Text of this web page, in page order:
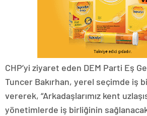
CHP’yi ziyaret eden DEM Parti Eş
Tuncer Bakırhan, yerel seçimde iş
vererek, “Arkadaşlarımız kent
yönetimlerde iş birliğinin